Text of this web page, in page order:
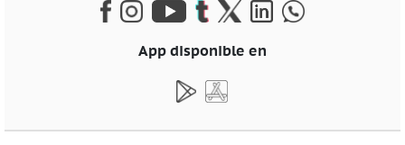
App disponible en